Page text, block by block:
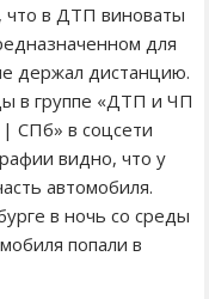
в ДТП виноваты
для
держал дистанцию.
в группе «ДТП и ЧП
СПб» в соцсети
видно, что у
автомобиля.
в ночь со среды
попали в